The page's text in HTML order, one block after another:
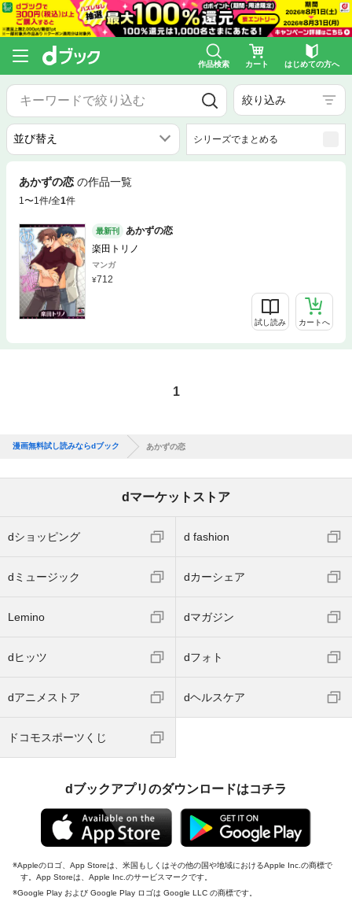
作品検索 カート はじめての方へ
絞り込み
シリーズでまとめる
あかずの恋 の作品一覧
1〜1件/全1件
最新刊
あかずの恋
楽田トリノ
マンガ
712
試し読み カートへ
1
漫画無料試し読みならdブック あかずの恋
dマーケットストア
dショッピング d fashion
dミュージック dカーシェア
Lemino dマガジン
dヒッツ dフォト
dアニメストア dヘルスケア
ドコモスポーツくじ
dブックアプリのダウンロードはコチラ
Appleのロゴ、App Storeは、米国もしくはその他の国や地域におけるApple Inc.の商標で
す。App Storeは、Apple Inc.のサービスマークです。
Google Play および Google Play ロゴは Google LLC の商標です。